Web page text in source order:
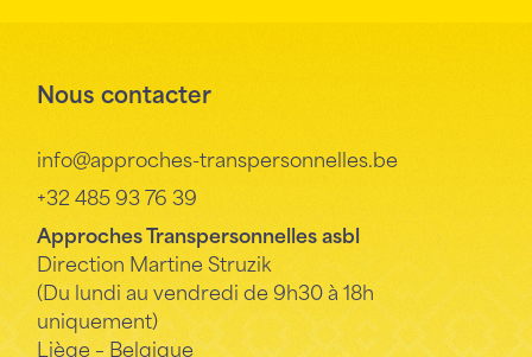
Nous contacter
info@approches-transpersonnelles.be
+32 485 93 76 39
Approches Transpersonnelles asbl
Direction Martine Struzik
(Du lundi au vendredi de 9h30 à 18h
uniquement)
Liège – Belgique